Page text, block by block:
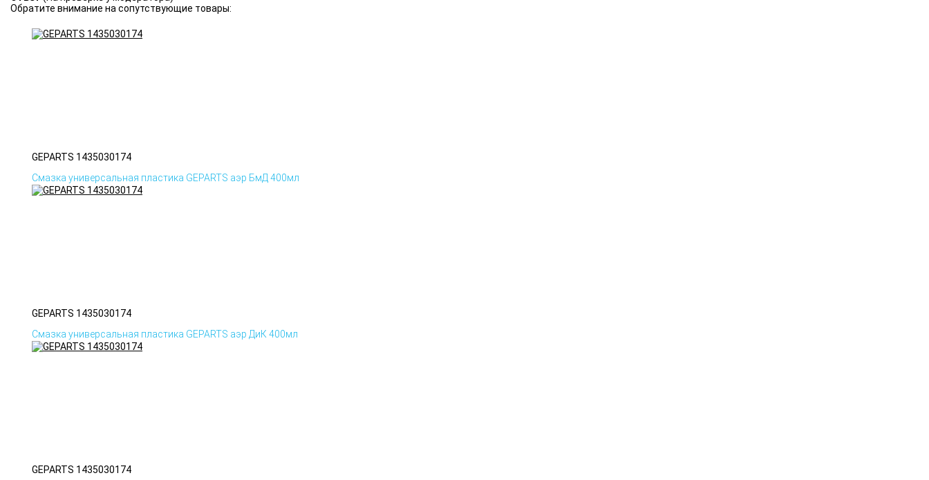
Обратите внимание на сопутствующие товары:
GEPARTS 1435030174
Смазка универсальная пластика GEPARTS аэр БмД 400мл
GEPARTS 1435030174
Смазка универсальная пластика GEPARTS аэр ДиК 400мл
GEPARTS 1435030174